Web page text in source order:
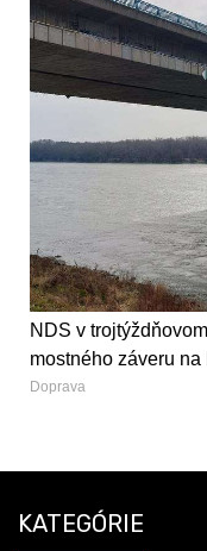
NDS v
mostného záveru
Doprava
KATEGÓRIE